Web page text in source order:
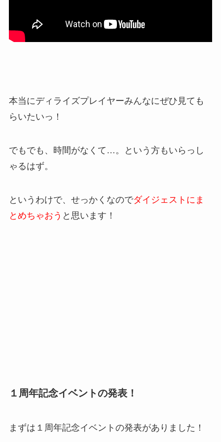
本当にディライズプレイヤーみんなにぜひ見ても
らいたいっ！
でもでも、時間がなくて…。という方もいらっし
ゃるはず。
というわけで、せっかくなのでダイジェストにま
とめちゃおう と思います！
１周年記念イベントの発表！
まずは１周年記念イベントの発表がありました！